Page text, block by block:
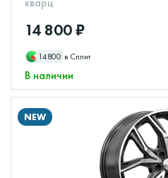
14 800 ₽
14800 в Сплит
В наличии
NEW